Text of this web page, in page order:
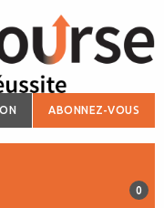
ABONNEZ-VOUS
0